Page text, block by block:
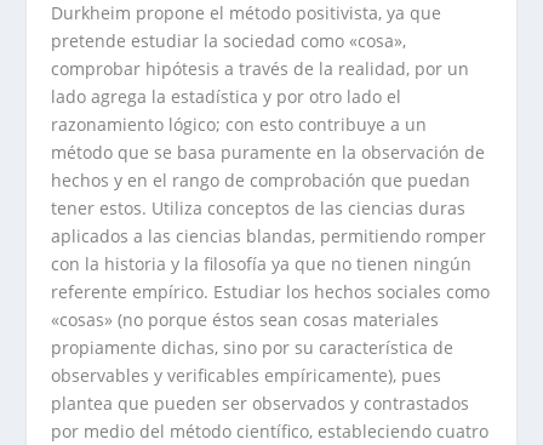
Durkheim propone el método positivista, ya que
pretende estudiar la sociedad como «cosa»,
comprobar hipótesis a través de la realidad, por un
lado agrega la estadística y por otro lado el
razonamiento lógico; con esto contribuye a un
método que se basa puramente en la observación de
hechos y en el rango de comprobación que puedan
tener estos. Utiliza conceptos de las ciencias duras
aplicados a las ciencias blandas, permitiendo romper
con la historia y la filosofía ya que no tienen ningún
referente empírico. Estudiar los hechos sociales como
«cosas» (no porque éstos sean cosas materiales
propiamente dichas, sino por su característica de
observables y verificables empíricamente), pues
plantea que pueden ser observados y contrastados
por medio del método científico, estableciendo cuatro